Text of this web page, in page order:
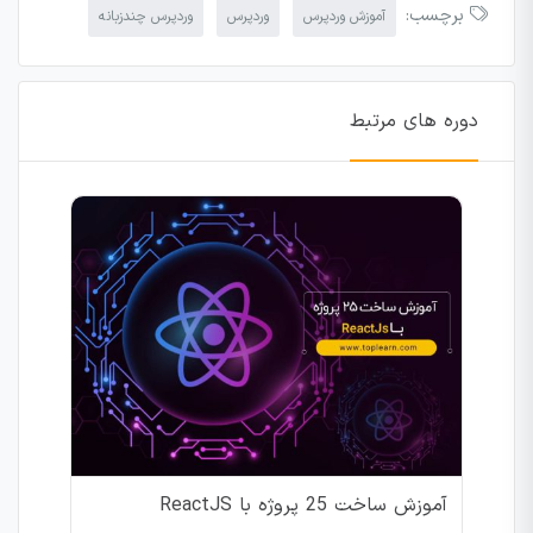
برچسب: آموزش وردپرس وردپرس وردپرس چندزبانه
دوره های مرتبط
آموزش ساخت 25 پروژه با ReactJS